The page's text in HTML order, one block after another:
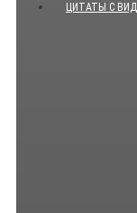
ЦИТАТЫ С